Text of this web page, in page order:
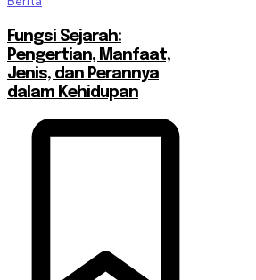
Fungsi Sejarah:
Pengertian, Manfaat,
Jenis, dan Perannya
dalam Kehidupan